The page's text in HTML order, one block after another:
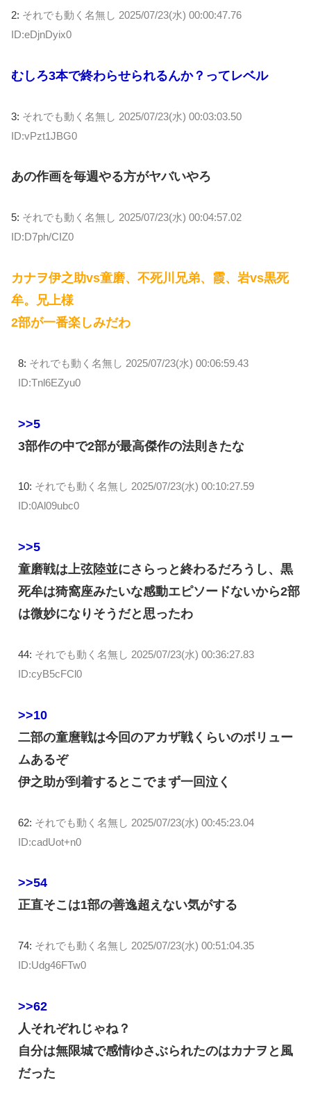
2: それでも動く名無し 2025/07/23(水) 00:00:47.76
ID:eDjnDyix0
むしろ3本で終わらせられるんか？ってレベル
3: それでも動く名無し 2025/07/23(水) 00:03:03.50
ID:vPzt1JBG0
あの作画を毎週やる方がヤバいやろ
5: それでも動く名無し 2025/07/23(水) 00:04:57.02
ID:D7ph/CIZ0
カナヲ伊之助vs童磨、不死川兄弟、霞、岩vs黒死
牟。兄上様
2部が一番楽しみだわ
8: それでも動く名無し 2025/07/23(水) 00:06:59.43
ID:Tnl6EZyu0
>>5
3部作の中で2部が最高傑作の法則きたな
10: それでも動く名無し 2025/07/23(水) 00:10:27.59
ID:0Al09ubc0
>>5
童磨戦は上弦陸並にさらっと終わるだろうし、黒
死牟は猗窩座みたいな感動エピソードないから2部
は微妙になりそうだと思ったわ
44: それでも動く名無し 2025/07/23(水) 00:36:27.83
ID:cyB5cFCl0
>>10
二部の童麿戦は今回のアカザ戦くらいのボリュー
ムあるぞ
伊之助が到着するとこでまず一回泣く
62: それでも動く名無し 2025/07/23(水) 00:45:23.04
ID:cadUot+n0
>>54
正直そこは1部の善逸超えない気がする
74: それでも動く名無し 2025/07/23(水) 00:51:04.35
ID:Udg46FTw0
>>62
人それぞれじゃね？
自分は無限城で感情ゆさぶられたのはカナヲと風
だった